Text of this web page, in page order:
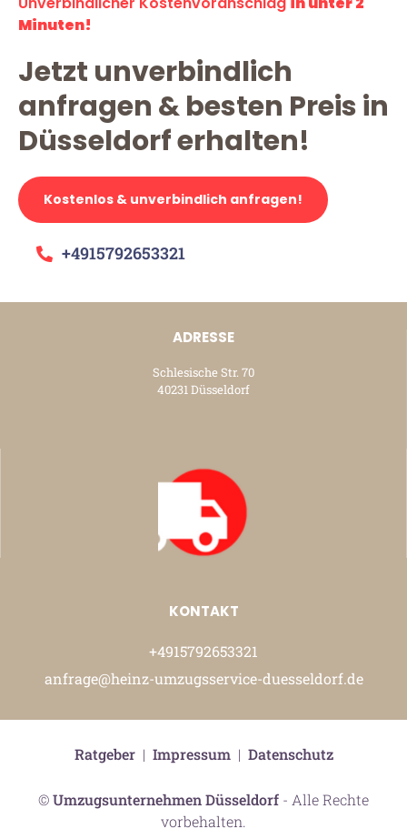
Minuten!
Jetzt unverbindlich
anfragen & besten Preis in
Düsseldorf erhalten!
Kostenlos & unverbindlich anfragen!
+4915792653321
ADRESSE
Schlesische Str. 70
40231 Düsseldorf
KONTAKT
+4915792653321
anfrage@heinz-umzugsservice-duesseldorf.de
©Umzugsunternehmen Düsseldorf - Alle Rechte
vorbehalten.
Ratgeber| Impressum| Datenschutz